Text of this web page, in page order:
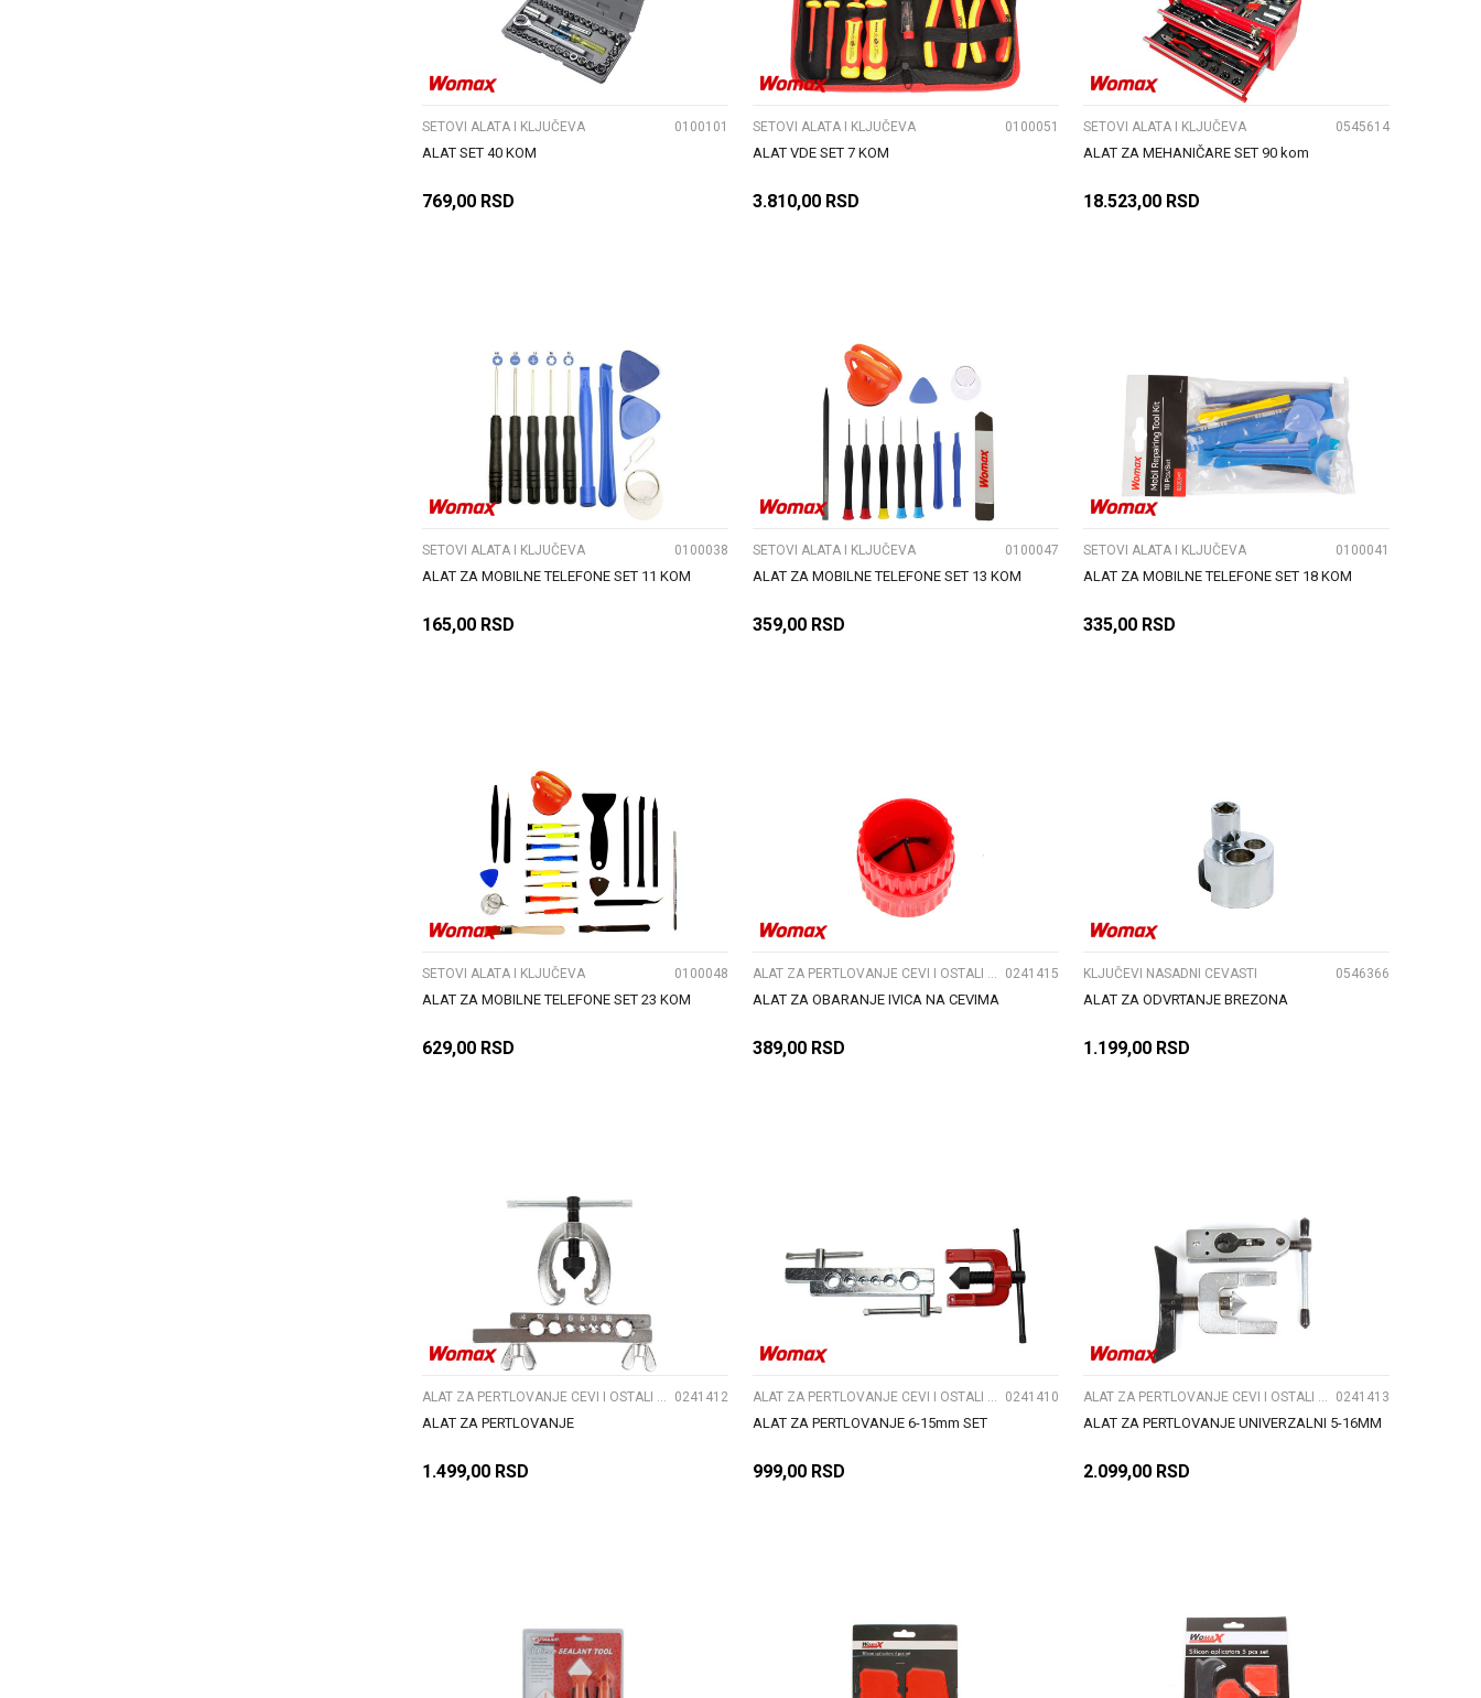
UPOREDI
SETOVI ALATA I KLJUČEVA 0100101
ALAT SET 40 KOM
769,00 RSD
UPOREDI
SETOVI ALATA I KLJUČEVA 0100051
ALAT VDE SET 7 KOM
3.810,00 RSD
UPOREDI
SETOVI ALATA I KLJUČEVA 0545614
ALAT ZA MEHANIČARE SET 90 kom
18.523,00 RSD
UPOREDI
SETOVI ALATA I KLJUČEVA 0100038
ALAT ZA MOBILNE TELEFONE SET 11 KOM
165,00 RSD
UPOREDI
SETOVI ALATA I KLJUČEVA 0100047
ALAT ZA MOBILNE TELEFONE SET 13 KOM
359,00 RSD
UPOREDI
SETOVI ALATA I KLJUČEVA 0100041
ALAT ZA MOBILNE TELEFONE SET 18 KOM
335,00 RSD
UPOREDI
SETOVI ALATA I KLJUČEVA 0100048
ALAT ZA MOBILNE TELEFONE SET 23 KOM
629,00 RSD
UPOREDI
ALAT ZA PERTLOVANJE CEVI I OSTALI CEVNI ALATI 0241415
ALAT ZA OBARANJE IVICA NA CEVIMA
389,00 RSD
UPOREDI
KLJUČEVI NASADNI CEVASTI 0546366
ALAT ZA ODVRTANJE BREZONA
1.199,00 RSD
UPOREDI
ALAT ZA PERTLOVANJE CEVI I OSTALI CEVNI ALATI 0241412
ALAT ZA PERTLOVANJE
1.499,00 RSD
UPOREDI
ALAT ZA PERTLOVANJE CEVI I OSTALI CEVNI ALATI 0241410
ALAT ZA PERTLOVANJE 6-15mm SET
999,00 RSD
UPOREDI
ALAT ZA PERTLOVANJE CEVI I OSTALI CEVNI ALATI 0241413
ALAT ZA PERTLOVANJE UNIVERZALNI 5-16MM
2.099,00 RSD